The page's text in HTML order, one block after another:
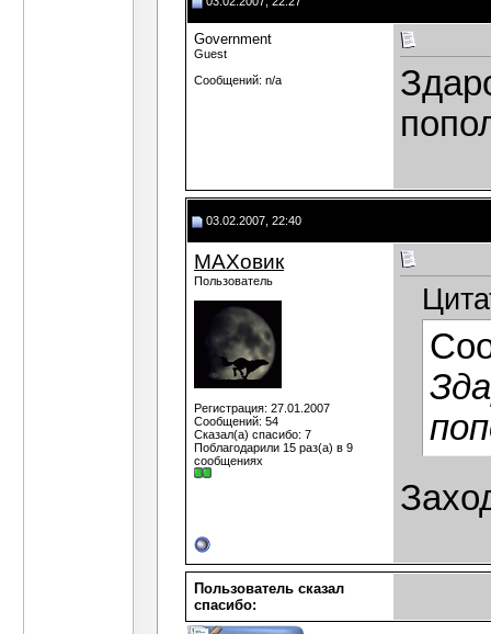
Government
Guest
Сообщений: n/a
03.02.2007, 22:40
МАХовик
Пользователь
Регистрация: 27.01.2007
Сообщений: 54
Сказал(а) спасибо: 7
Поблагодарили 15 раз(а) в 9
сообщениях
Пользователь сказал
cпасибо: